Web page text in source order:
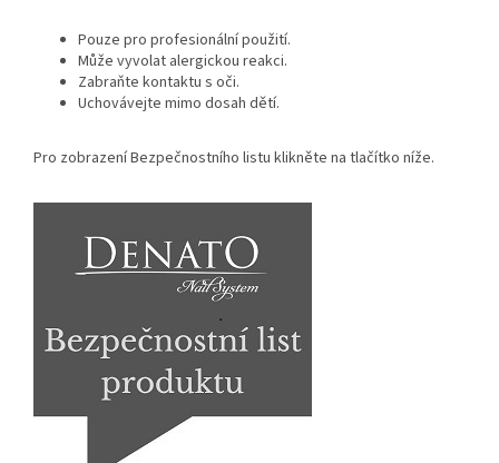
Pouze pro profesionální použití.
Může vyvolat alergickou reakci.
Zabraňte kontaktu s oči.
Uchovávejte mimo dosah dětí.
Pro zobrazení Bezpečnostního listu klikněte na tlačítko níže.